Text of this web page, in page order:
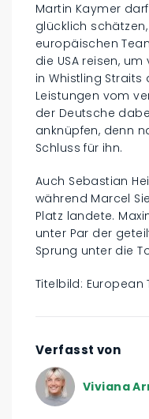
Martin Kaymer
glücklich
europäischen
die USA reisen,
in Whistling Straits
Leistungen vom
der Deutsche
anknüpfen, denn
Schluss für ihn.
Auch Sebastian
während Marcel
Platz landete.
unter Par der
Sprung unter die
Titelbild: European
Verfasst von
Viviana